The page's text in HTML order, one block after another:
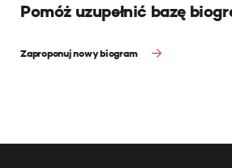
Pomóż uzupełnić bazę
Zaproponuj nowy biogram